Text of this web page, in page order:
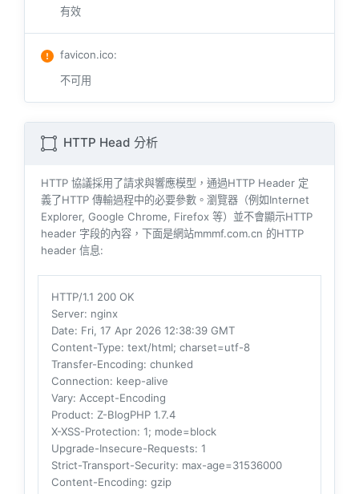
有效
favicon.ico:
不可用
HTTP Head 分析
HTTP 協議採用了請求與響​​應模型，通過HTTP Header 定
義了HTTP 傳輸過程中的必要參數。瀏覽器（例如​​Internet
Explorer, Google Chrome, Firefox 等）並不會顯示HTTP
header 字段的內容，下面是網站mmmf.com.cn 的HTTP
header 信息:
HTTP/1.1 200 OK
Server: nginx
Date: Fri, 17 Apr 2026 12:38:39 GMT
Content-Type: text/html; charset=utf-8
Transfer-Encoding: chunked
Connection: keep-alive
Vary: Accept-Encoding
Product: Z-BlogPHP 1.7.4
X-XSS-Protection: 1; mode=block
Upgrade-Insecure-Requests: 1
Strict-Transport-Security: max-age=31536000
Content-Encoding: gzip